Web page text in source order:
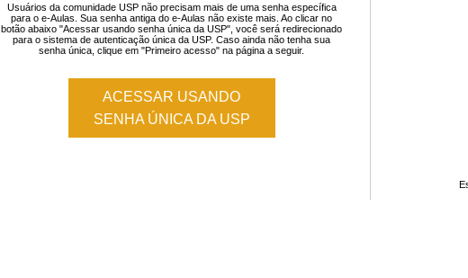
Usuários da comunidade USP não precisam mais de uma senha específica
para o e-Aulas. Sua senha antiga do e-Aulas não existe mais. Ao clicar no
botão abaixo "Acessar usando senha única da USP", você será redirecionado
para o sistema de autenticação única da USP. Caso ainda não tenha sua
senha única, clique em "Primeiro acesso" na página a seguir.
ACESSAR USANDO
SENHA ÚNICA DA USP